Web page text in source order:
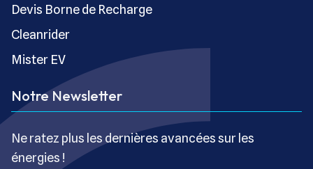
Devis Borne de Recharge
Cleanrider
Mister EV
Notre Newsletter
Ne ratez plus les dernières avancées sur les
énergies !